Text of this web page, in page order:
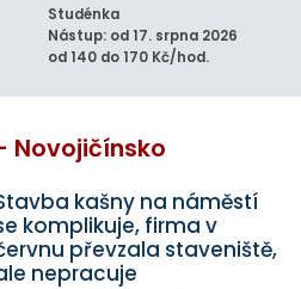
Studénka
Nástup: od 17. srpna 2026
od 140 do 170 Kč/hod.
Novojičínsko
kašny na náměstí
komplikuje, firma v
převzala staveniště,
nepracuje